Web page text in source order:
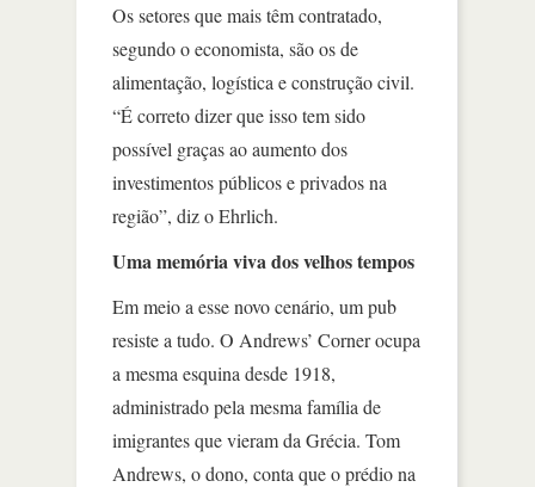
Os setores que mais têm contratado,
segundo o economista, são os de
alimentação, logística e construção civil.
“É correto dizer que isso tem sido
possível graças ao aumento dos
investimentos públicos e privados na
região”, diz o Ehrlich.
Uma memória viva dos velhos tempos
Em meio a esse novo cenário, um pub
resiste a tudo. O Andrews’ Corner ocupa
a mesma esquina desde 1918,
administrado pela mesma família de
imigrantes que vieram da Grécia. Tom
Andrews, o dono, conta que o prédio na